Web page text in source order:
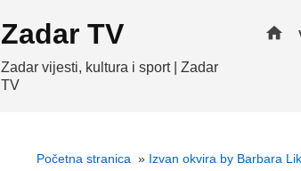
Zadar TV
Zadar vijesti, kultura i sport | Zadar
TV
home
Početna stranica » Izvan okvira by Barbara